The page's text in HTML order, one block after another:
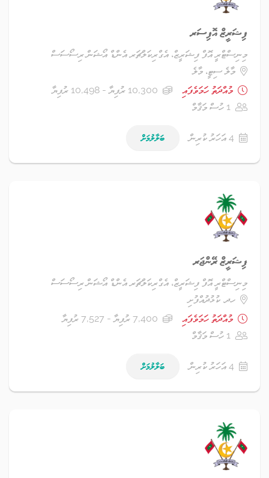
ފިޝަރީޒް އޮފިސަރ
މިނިސްޓްރީ އޮފް ފިޝަރީޒް، އެގްރިކަލްޗަރ އެންޑް އޯޝަން ރިސޯސަސް
މާލެ ސިޓީ، މާލެ
މުއްދަތު ހަމަވެފައި
10,300 ރުފިޔާ - 10,498 ރުފިޔާ
1 ހުސް މަޤާމް
4 އަހަރު ކުރިން ބަލާލުމަށް
ފިޝަރީޒް ރޭންޖަރ
މިނިސްޓްރީ އޮފް ފިޝަރީޒް، އެގްރިކަލްޗަރ އެންޑް އޯޝަން ރިސޯސަސް
ހދ. ކުޅުދުއްފުށި
މުއްދަތު ހަމަވެފައި
7,400 ރުފިޔާ - 7,527 ރުފިޔާ
1 ހުސް މަޤާމް
4 އަހަރު ކުރިން ބަލާލުމަށް